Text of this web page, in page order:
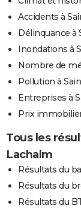
Accidents à
Délinquance à
Inondations à
Nombre de
Pollution à
Entreprises à
Prix
Tous les
Lachalm
Résultats du
Résultats du
Résultats du